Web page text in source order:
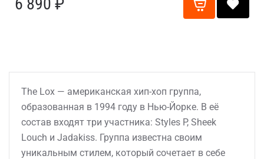
The Lox — американская хип-хоп группа,
образованная в 1994 году в Нью-Йорке. В её
состав входят три участника: Styles P, Sheek
Louch и Jadakiss. Группа известна своим
уникальным стилем, который сочетает в себе